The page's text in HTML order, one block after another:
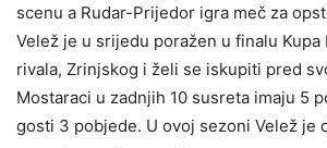
scenu a Rudar-Prijedor igra meč za
Velež je u srijedu poražen u finalu Kupa
rivala, Zrinjskog i želi se iskupiti pred
Mostaraci u zadnjih 10 susreta imaju 5
gosti 3 pobjede. U ovoj sezoni Velež je